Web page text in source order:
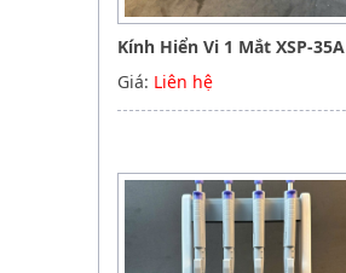
Kính Hiển Vi 1 Mắt XSP-35A
Giá: Liên hệ